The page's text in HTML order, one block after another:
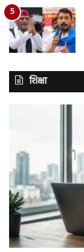
शिक्षा